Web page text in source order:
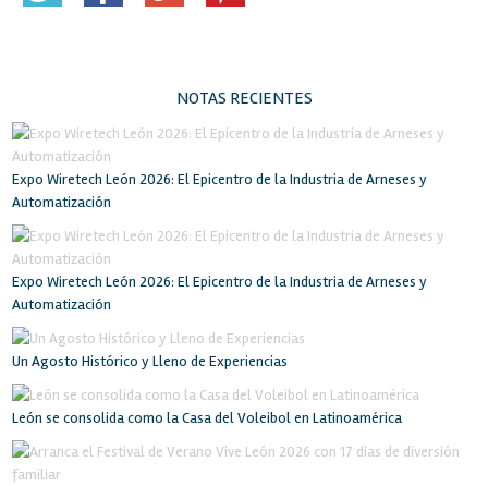
NOTAS RECIENTES
Expo Wiretech León 2026: El Epicentro de la Industria de Arneses y
Automatización
Expo Wiretech León 2026: El Epicentro de la Industria de Arneses y
Automatización
Un Agosto Histórico y Lleno de Experiencias
León se consolida como la Casa del Voleibol en Latinoamérica